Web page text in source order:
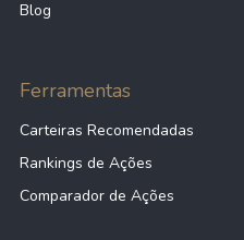
Blog
Ferramentas
Carteiras Recomendadas
Rankings de Ações
Comparador de Ações